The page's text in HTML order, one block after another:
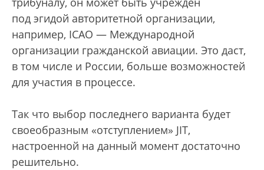
под эгидой авторитетной организации,
например, ICAO — Международной
организации гражданской авиации. Это даст,
в том числе и России, больше возможностей
для участия в процессе.
Так что выбор последнего варианта будет
своеобразным «отступлением» JIT,
настроенной на данный момент достаточно
решительно.